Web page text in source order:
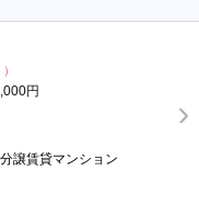
円
譲賃貸マンション